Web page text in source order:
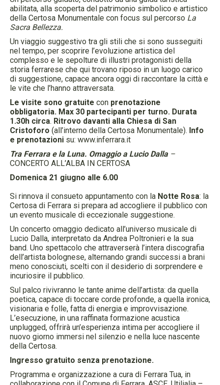
abilitata, alla scoperta del patrimonio simbolico e artistico
della Certosa Monumentale con focus sul percorso La
Sacra Bellezza.
Un viaggio suggestivo tra gli stili che si sono susseguiti
nel tempo, per scoprire l’evoluzione artistica del
complesso e le sepolture di illustri protagonisti della
storia ferrarese che qui trovano riposo in un luogo carico
di suggestione, capace ancora oggi di raccontare la città e
le vite che l’hanno attraversata.
Le visite sono gratuite con prenotazione
obbligatoria. Max 30 partecipanti per turno. Durata
1.30h circa. Ritrovo davanti alla Chiesa di San
Cristoforo (all’interno della Certosa Monumentale). Info
e prenotazioni su: www.inferrara.it
Tra Ferrara e la Luna. Omaggio a Lucio Dalla –
CONCERTO ALL’ALBA IN CERTOSA
Domenica 21 giugno alle 6.00
Si rinnova il consueto appuntamento con la Notte Rosa: la
Certosa di Ferrara si prepara ad accogliere il pubblico con
un evento musicale di eccezionale suggestione.
Un concerto omaggio dedicato all’universo musicale di
Lucio Dalla, interpretato da Andrea Poltronieri e la sua
band. Uno spettacolo che attraverserà l’intera discografia
dell’artista bolognese, alternando grandi successi a brani
meno conosciuti, scelti con il desiderio di sorprendere e
incuriosire il pubblico.
Sul palco rivivranno le tante anime dell’artista: da quella
poetica, capace di toccare corde profonde, a quella ironica,
visionaria e folle, fatta di energia e improvvisazione.
L’esecuzione, in una raffinata formazione acustica
unplugged, offrirà un’esperienza intima per accogliere il
nuovo giorno immersi nel silenzio e nella luce nascente
della Certosa.
Ingresso gratuito senza prenotazione.
Programma e organizzazione a cura di Ferrara Tua, in